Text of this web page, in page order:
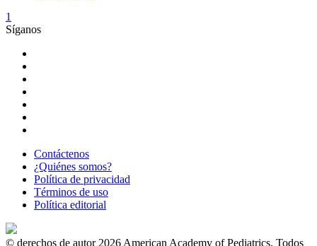
1
Síganos
Contáctenos
¿Quiénes somos?
Política de privacidad
Términos de uso
Política editorial
© derechos de autor 2026 American Academy of Pediatrics. Todos